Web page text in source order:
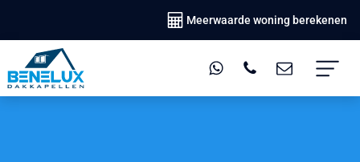
Meerwaarde woning berekenen